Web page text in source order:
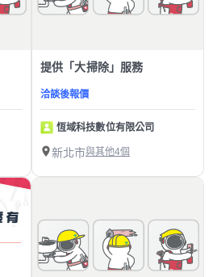
提供「大掃除」服務
洽談後報價
恆域科技數位有限公司
新北市與其他4個